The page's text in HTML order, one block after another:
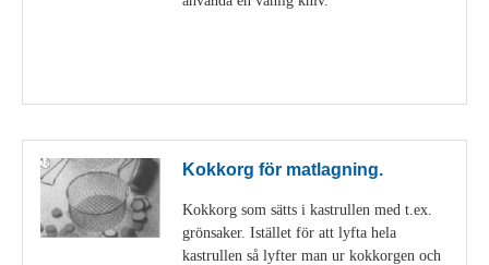
Kokkorg för matlagning.
Kokkorg som sätts i kastrullen med t.ex.
grönsaker. Istället för att lyfta hela
kastrullen så lyfter man ur kokkorgen och